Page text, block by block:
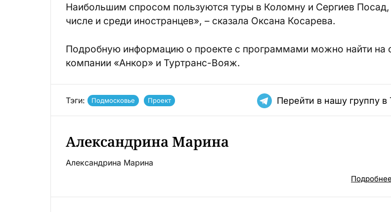
Наибольшим спросом пользуются туры в Коломну и Сергиев
числе и среди иностранцев», – сказала Оксана Ко­сарева.
Подробную информацию о проекте с программами можно найти на
компании «Анкор» и Туртранс-Вояж.
Тэги: Подмосковье Проект Перейти в нашу группу в
Александрина Марина
Александрина Марина